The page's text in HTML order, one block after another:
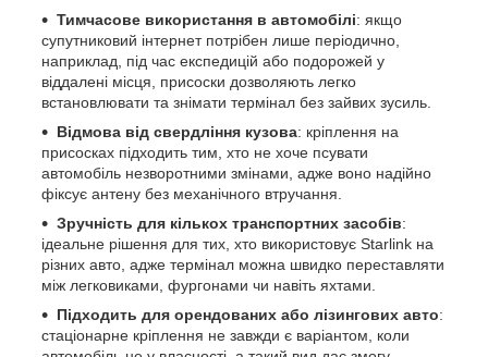
Тимчасове використання в автомобілі: якщо
супутниковий інтернет потрібен лише періодично,
наприклад, під час експедицій або подорожей у
віддалені місця, присоски дозволяють легко
встановлювати та знімати термінал без зайвих зусиль.
Відмова від свердління кузова: кріплення на
присосках підходить тим, хто не хоче псувати
автомобіль незворотними змінами, адже воно надійно
фіксує антену без механічного втручання.
Зручність для кількох транспортних засобів:
ідеальне рішення для тих, хто використовує Starlink на
різних авто, адже термінал можна швидко переставляти
між легковиками, фургонами чи навіть яхтами.
Підходить для орендованих або лізингових авто:
стаціонарне кріплення не завжди є варіантом, коли